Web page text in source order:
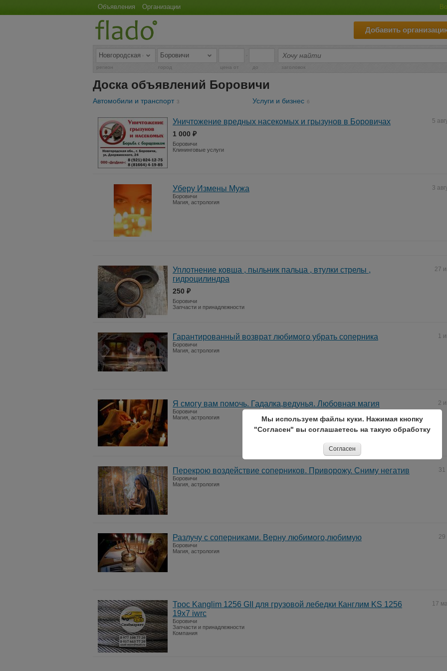
Объявления Организации
Добавить
-
регион город цена от до заголовок
Доска объявлений Боровичи
Автомобили и транспорт 3 Услуги и бизнес 6
5
Уничтожение вредных насекомых и грызунов в Боровичах
1 000 ₽
Боровичи
Клининговые услуги
3
Уберу Измены Мужа
Боровичи
Магия, астрология
27
Уплотнение ковша , пыльник пальца , втулки стрелы ,
гидроцилиндра
250 ₽
Боровичи
Запчасти и принадлежности
1
Гарантированный возврат любимого убрать соперника
Боровичи
Магия, астрология
2
Я смогу вам помочь. Гадалка,ведунья. Любовная магия
Боровичи
Магия, астрология
31
Перекрою воздействие соперников. Приворожу. Сниму негатив
Боровичи
Магия, астрология
29
Разлучу с соперниками. Верну любимого,любимую
Боровичи
Магия, астрология
17
Трос Kanglim 1256 GII для грузовой лебедки Канглим KS 1256
19x7 iwrc
Боровичи
Запчасти и принадлежности
Компания
Мы используем файлы куки. Нажимая кнопку
"Согласен" вы соглашаетесь на такую обработку
Согласен